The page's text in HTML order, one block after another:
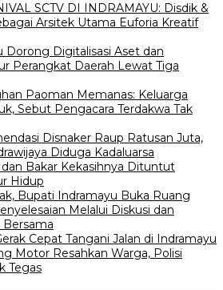
SCTV DI INDRAMAYU: Disdik &
Arsitek Utama Euforia Kreatif
Dorong Digitalisasi Aset dan
Perangkat Daerah Lewat Tiga
Paoman Memanas: Keluarga
Sebut Pengacara Terdakwa Tak
Disnaker Raup Ratusan Juta,
Diduga Kadaluarsa
Bakar Kekasihnya Dituntut
Hidup
Bupati Indramayu Buka Ruang
Melalui Diskusi dan
Cepat Tangani Jalan di Indramayu
Motor Resahkan Warga, Polisi
Tegas